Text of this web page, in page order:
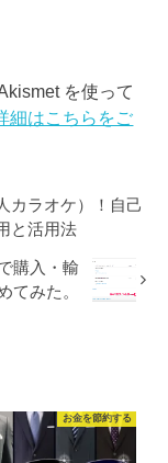
を使って
細はこちらをご
カラオケ）！自己
と活用法
購入・輸
てみた。
お金を節約する